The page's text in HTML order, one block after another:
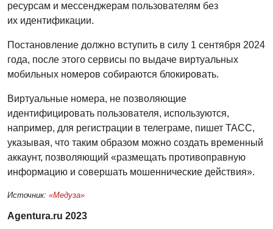
ресурсам и мессенджерам пользователям без
их идентификации.
Постановление должно вступить в силу 1 сентября 2024
года, после этого сервисы по выдаче виртуальных
мобильных номеров собираются блокировать.
Виртуальные номера, не позволяющие
идентифицировать пользователя, используются,
например, для регистрации в телеграме, пишет ТАСС,
указывая, что таким образом можно создать временный
аккаунт, позволяющий «размещать противоправную
информацию и совершать мошеннические действия».
Источник: «Медуза»
Agentura.ru 2023